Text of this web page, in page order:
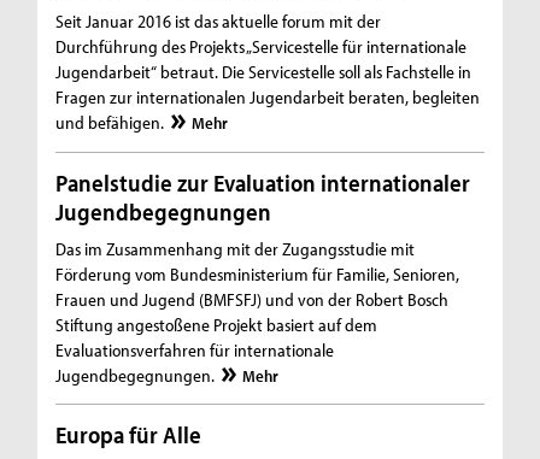
Seit Januar 2016 ist das aktuelle forum mit der
Durchführung des Projekts „Servicestelle für internationale
Jugendarbeit“ betraut. Die Servicestelle soll als Fachstelle in
Fragen zur internationalen Jugendarbeit beraten, begleiten
und befähigen.
Mehr
Panelstudie zur Evaluation internationaler
Jugendbegegnungen
Das im Zusammenhang mit der Zugangsstudie mit
Förderung vom Bundesministerium für Familie, Senioren,
Frauen und Jugend (BMFSFJ) und von der Robert Bosch
Stiftung angestoßene Projekt basiert auf dem
Evaluationsverfahren für internationale
Jugendbegegnungen.
Mehr
Europa für Alle